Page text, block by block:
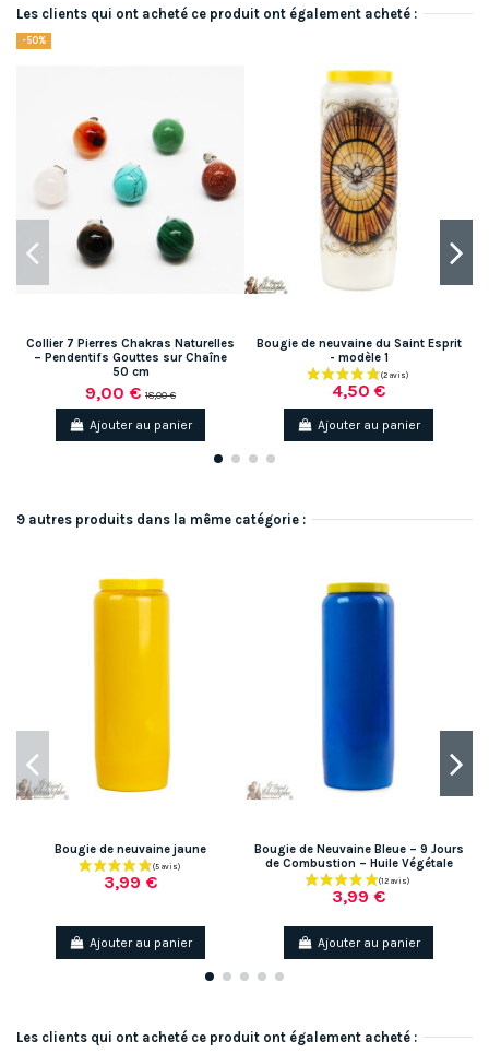
Les clients qui ont acheté ce produit ont également acheté :
-50%
Collier 7 Pierres Chakras Naturelles
– Pendentifs Gouttes sur Chaîne
50 cm
9,00 €18,00 €
Ajouter au panier
Bougie de neuvaine du Saint Esprit
- modèle 1
4,50 €
Ajouter au panier
9 autres produits dans la même catégorie :
Bougie de neuvaine jaune
3,99 €
Ajouter au panier
Bougie de Neuvaine Bleue – 9 Jours
de Combustion – Huile Végétale
3,99 €
Ajouter au panier
Les clients qui ont acheté ce produit ont également acheté :